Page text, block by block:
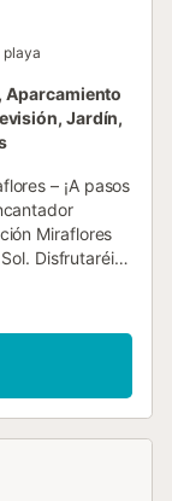
playa
Aparcamiento
Jardín,
– ¡A pasos
Miraflores
Disfrutaréis
de la
una
en planta
armarios
o parejas -